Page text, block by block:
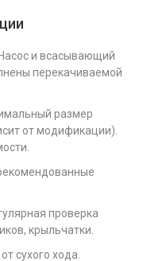
Насос и всасывающий
перекачиваемой
размер
от модификации).
проверка
крыльчатки.
сухого хода.